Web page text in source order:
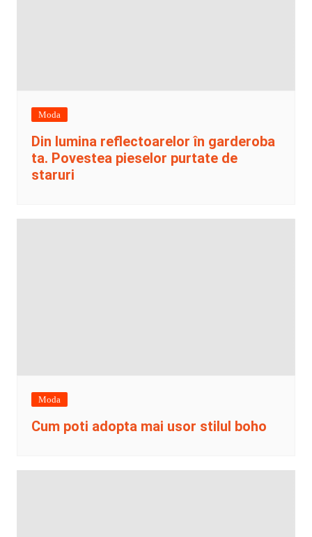
Moda
Din lumina reflectoarelor în garderoba
ta. Povestea pieselor purtate de
staruri
Moda
Cum poti adopta mai usor stilul boho